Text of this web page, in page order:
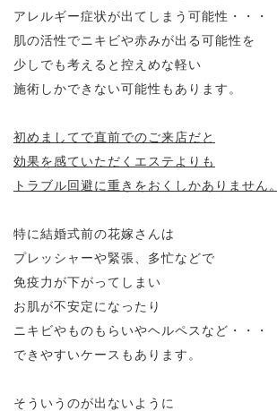
アレルギー症状が出てしまう可能性・・・
肌の活性でニキビや赤みが出る可能性を
少しでも考えると控えめな軽い
施術しかできない可能性もあります。
初めましてで直前でのご来店だと
効果を感ていただくエステよりも
トラブル回避に重きをおくしかありません。
特に結婚式前の花嫁さんは
プレッシャーや緊張、多忙などで
免疫力が下がってしまい
お肌が不安定になったり
ニキビやものもらいやヘルペスなど・・・
できやすいケースもあります。
そういうのが出ないように